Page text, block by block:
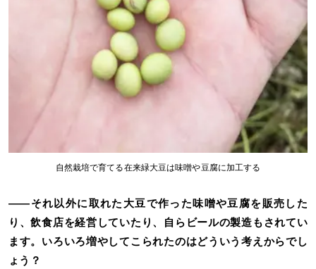
自然栽培で育てる在来緑大豆は味噌や豆腐に加工する
――それ以外に取れた大豆で作った味噌や豆腐を販売した
り、飲食店を経営していたり、自らビールの製造もされてい
ます。いろいろ増やしてこられたのはどういう考えからでし
ょう？